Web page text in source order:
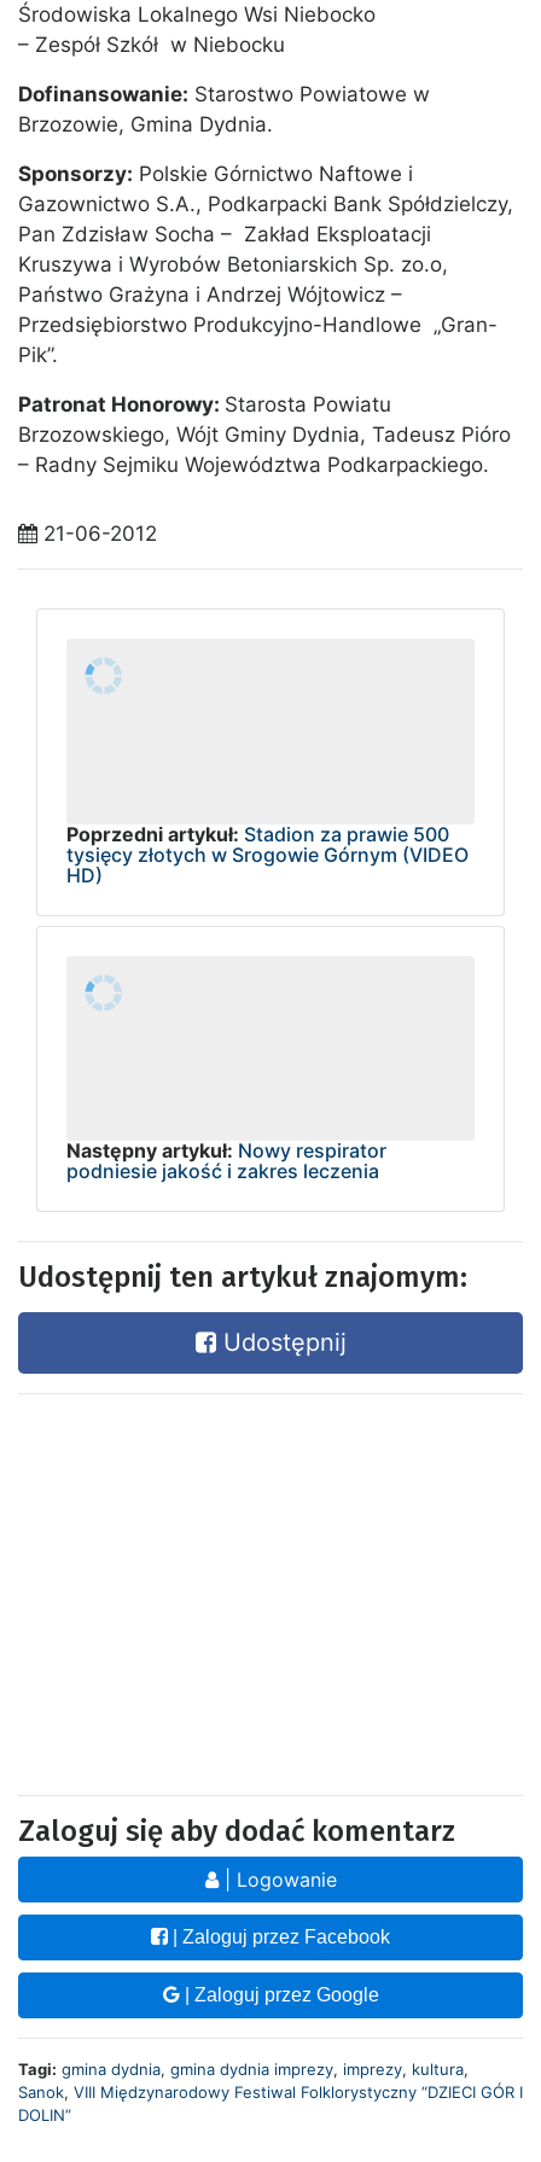
Środowiska Lokalnego Wsi Niebocko
– Zespół Szkół w Niebocku
Dofinansowanie: Starostwo Powiatowe w
Brzozowie, Gmina Dydnia.
Sponsorzy: Polskie Górnictwo Naftowe i
Gazownictwo S.A., Podkarpacki Bank Spółdzielczy,
Pan Zdzisław Socha – Zakład Eksploatacji
Kruszywa i Wyrobów Betoniarskich Sp. zo.o,
Państwo Grażyna i Andrzej Wójtowicz –
Przedsiębiorstwo Produkcyjno-Handlowe „Gran-
Pik”.
Patronat Honorowy: Starosta Powiatu
Brzozowskiego, Wójt Gminy Dydnia, Tadeusz Pióro
– Radny Sejmiku Województwa Podkarpackiego.
21-06-2012
Poprzedni artykuł: Stadion za prawie 500
tysięcy złotych w Srogowie Górnym (VIDEO
HD)
Następny artykuł: Nowy respirator
podniesie jakość i zakres leczenia
Udostępnij ten artykuł znajomym:
Udostępnij
Zaloguj się aby dodać komentarz
| Logowanie
| Zaloguj przez Facebook
| Zaloguj przez Google
Tagi: gmina dydnia, gmina dydnia imprezy, imprezy, kultura,
Sanok, VIII Międzynarodowy Festiwal Folklorystyczny “DZIECI GÓR I
DOLIN”